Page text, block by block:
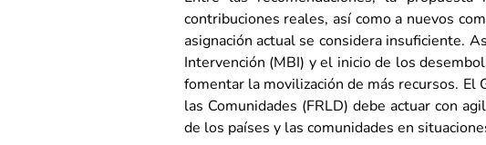
contribuciones reales, así como a nuevos
asignación actual se considera insuficiente.
Intervención (MBI) y el inicio de los
fomentar la movilización de más recursos. El
las Comunidades (FRLD) debe actuar con
de los países y las comunidades en